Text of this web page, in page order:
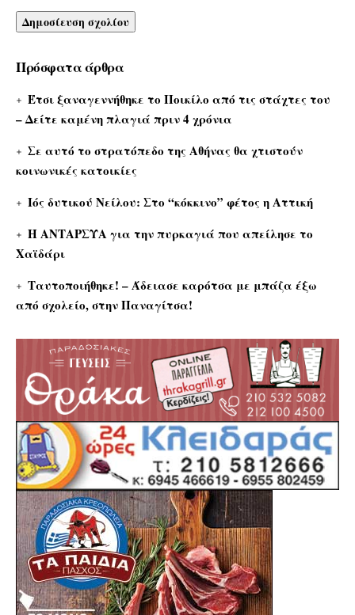
Πρόσφατα άρθρα
Έτσι ξαναγεννήθηκε το Ποικίλο από τις στάχτες του
– Δείτε καμένη πλαγιά πριν 4 χρόνια
Σε αυτό το στρατόπεδο της Αθήνας θα χτιστούν
κοινωνικές κατοικίες
Ιός δυτικού Νείλου: Στο “κόκκινο” φέτος η Αττική
Η ΑΝΤΑΡΣΥΑ για την πυρκαγιά που απείλησε το
Χαϊδάρι
Ταυτοποιήθηκε! – Άδειασε καρότσα με μπάζα έξω
από σχολείο, στην Παναγίτσα!